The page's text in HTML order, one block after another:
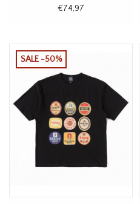
€74,97
SALE -50%